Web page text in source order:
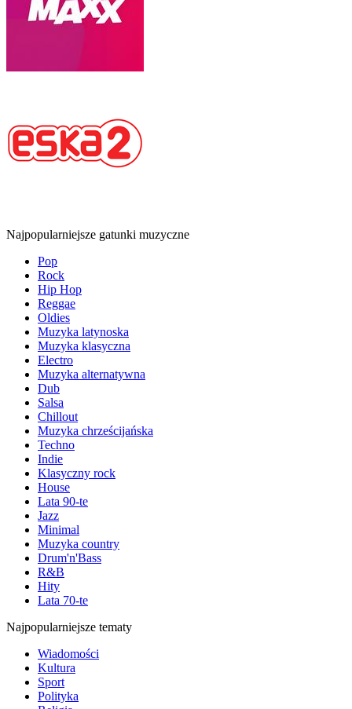
Najpopularniejsze gatunki muzyczne
Pop
Rock
Hip Hop
Reggae
Oldies
Muzyka latynoska
Muzyka klasyczna
Electro
Muzyka alternatywna
Dub
Salsa
Chillout
Muzyka chrześcijańska
Techno
Indie
Klasyczny rock
House
Lata 90-te
Jazz
Minimal
Muzyka country
Drum'n'Bass
R&B
Hity
Lata 70-te
Najpopularniejsze tematy
Wiadomości
Kultura
Sport
Polityka